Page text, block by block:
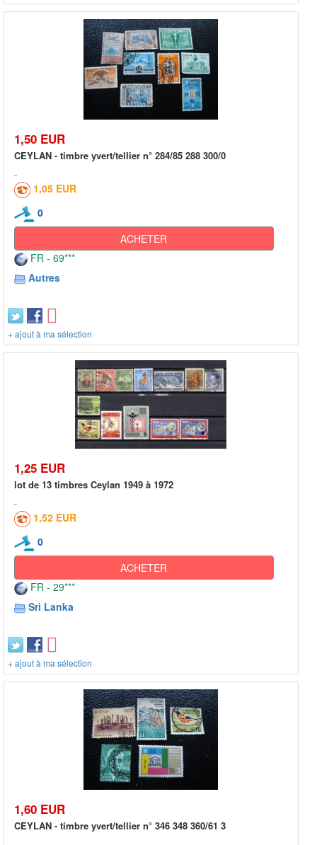
1,50 EUR
CEYLAN - timbre yvert/tellier n° 284/85 288 300/0
1,05 EUR
0
ACHETER
FR - 69***
Autres
+ ajout à ma sélection
1,25 EUR
lot de 13 timbres Ceylan 1949 à 1972
1,52 EUR
0
ACHETER
FR - 29***
Sri Lanka
+ ajout à ma sélection
1,60 EUR
CEYLAN - timbre yvert/tellier n° 346 348 360/61 3